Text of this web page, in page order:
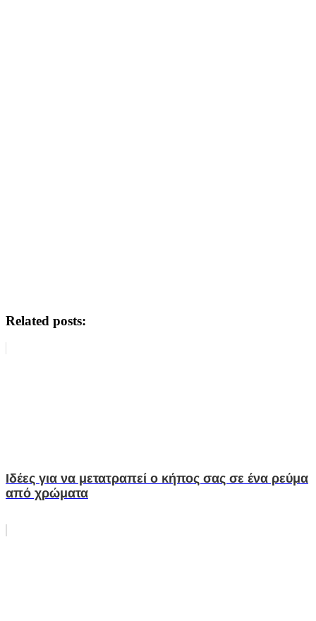
Related posts:
Ιδέες για να μετατραπεί ο κήπος σας σε ένα ρεύμα
από χρώματα